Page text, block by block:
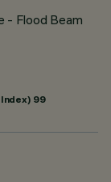
- Flood Beam
99